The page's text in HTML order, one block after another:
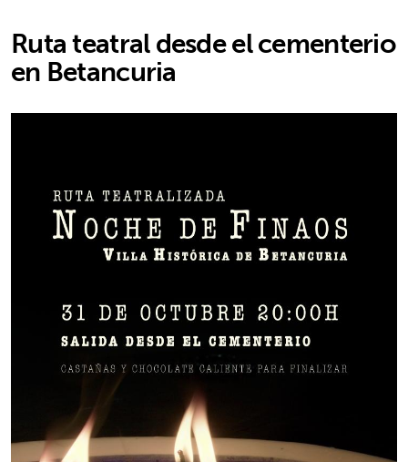
Ruta teatral desde el cementerio
en Betancuria